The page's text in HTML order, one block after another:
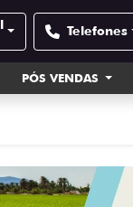
Telefones
PÓS VENDAS